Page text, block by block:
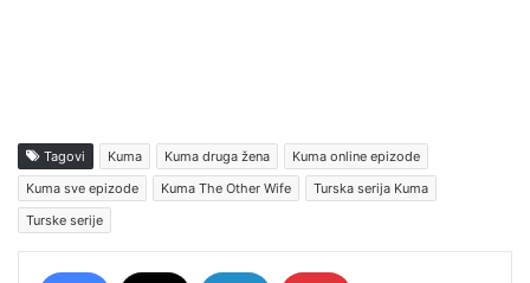
Tagovi Kuma Kuma druga žena
Kuma online epizode
Kuma sve epizode
Kuma The Other Wife
Turska serija Kuma
Turske serije